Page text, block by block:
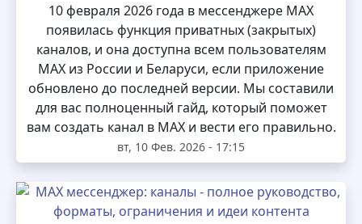
10 февраля 2026 года в мессенджере MAX
появилась функция приватных (закрытых)
каналов, и она доступна всем пользователям
MAX из России и Беларуси, если приложение
обновлено до последней версии. Мы составили
для вас полноценный гайд, который поможет
вам создать канал в MAX и вести его правильно.
вт, 10 Фев. 2026 - 17:15